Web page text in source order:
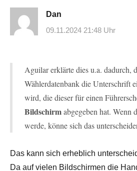
Dan
09.11.2024 21:48 Uhr
Aguilar erklärte dies u.a. dadurch,
Wählerdatenbank die Unterschrift
wird, die dieser für einen
Bildschirmabgegeben hat. Wenn
werde, könne sich das
Das kann sich erheblich
Da auf vielen Bildschirmen die